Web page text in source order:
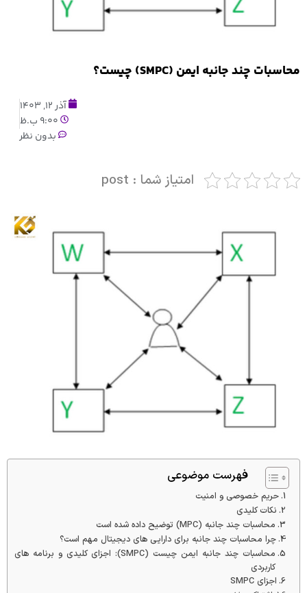
محاسبات چند جانبه ایمن (SMPC) چیست؟
آذر 12, 1403
9:00 ب.ظ
بدون نظر
امتیاز شما : post
فهرست موضوعی
حریم خصوصی و امنیت
نکات کلیدی
محاسبات چند جانبه (MPC) توضیح داده شده است
چرا محاسبات چند جانبه برای دارایی های دیجیتال مهم است؟
محاسبات چند جانبه ایمن چیست (SMPC): اجزای کلیدی و برنامه های
کاربردی
اجزای SMPC